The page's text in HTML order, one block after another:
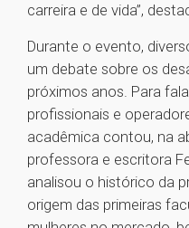
carreira e de vida”,
Durante o evento,
um debate sobre os
próximos anos. Para
profissionais e
acadêmica contou, na
professora e escritora
analisou o histórico da
origem das primeiras